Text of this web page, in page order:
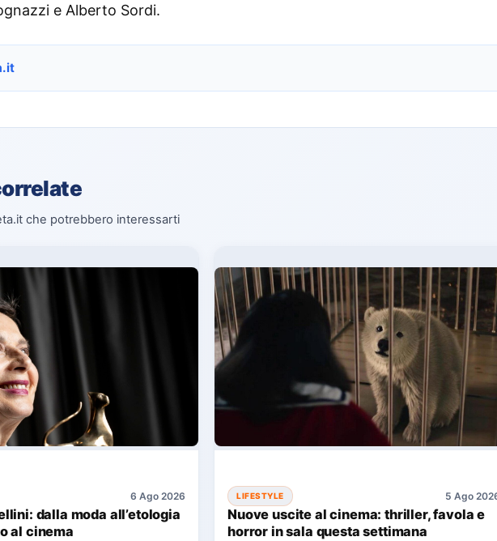
e Alberto Sordi.
che potrebbero interessarti
6 Ago 2026
dalla moda all’etologia
al cinema
LIFESTYLE 5 Ago
Nuove uscite al cinema: thriller, favola e
horror in sala questa settimana